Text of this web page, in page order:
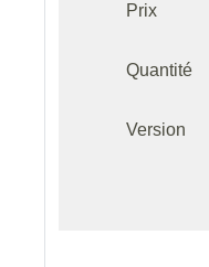
Prix
Quantité
Version